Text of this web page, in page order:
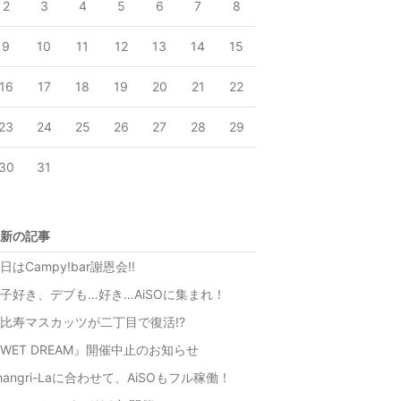
2 3 4 5 6 7 8
9 10 11 12 13 14 15
16 17 18 19 20 21 22
23 24 25 26 27 28 29
30 31
の記事
はCampy!bar謝恩会!!
好き、デブも…好き…AiSOに集まれ！
寿マスカッツが二丁目で復活!?
WET DREAM』開催中止のお知らせ
Laに合わせて、AiSOもフル稼働！